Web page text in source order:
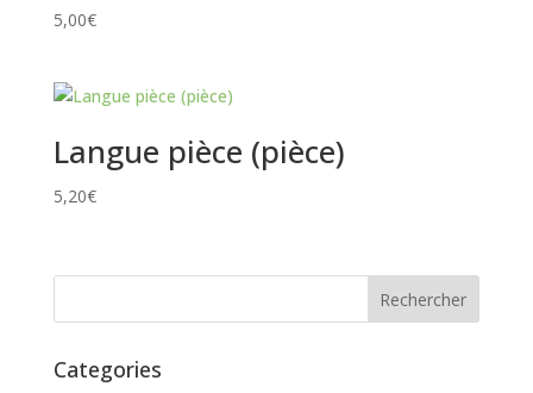
5,00€
Langue pièce (pièce)
5,20€
Categories